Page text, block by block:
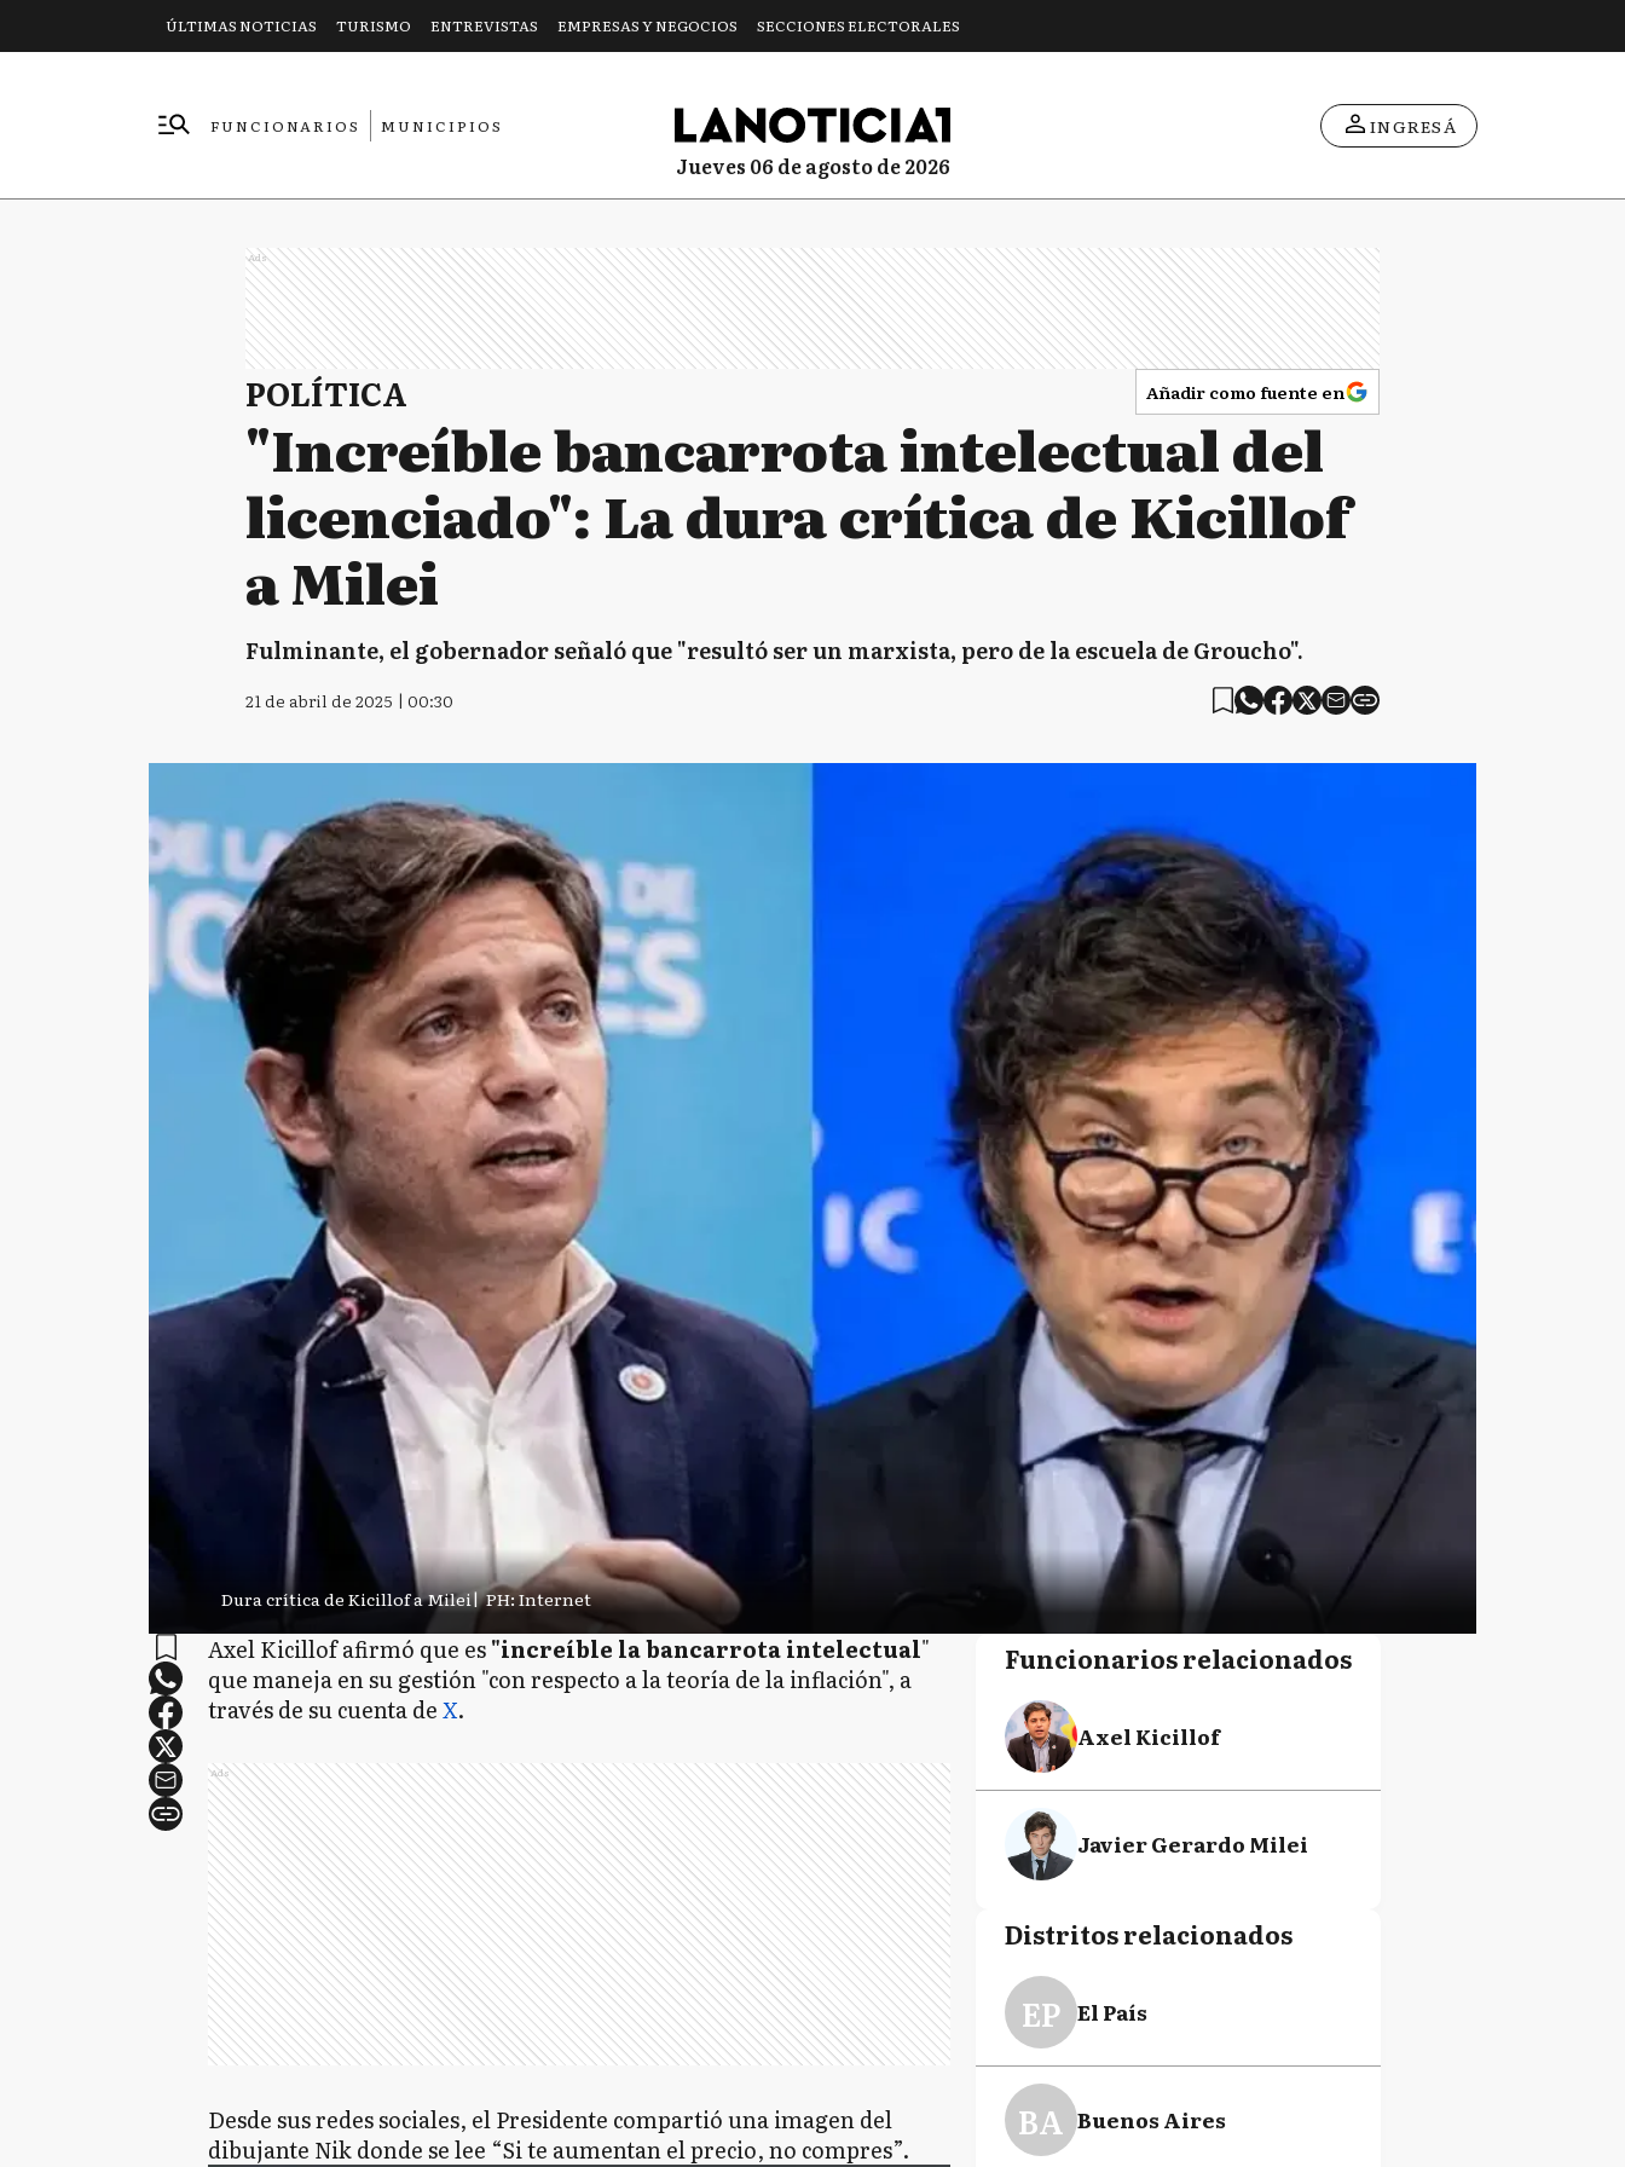
ÚLTIMAS NOTICIAS TURISMO ENTREVISTAS EMPRESAS Y NEGOCIOS SECCIONES ELECTORALES
FUNCIONARIOS
MUNICIPIOS
jueves 06 de agosto de 2026
INGRESÁ
Ads
POLÍTICA Añadir como fuente en
"Increíble bancarrota intelectual del
licenciado": La dura crítica de Kicillof
a Milei
Fulminante, el gobernador señaló que "resultó ser un marxista, pero de la escuela de Groucho".
21 de abril de 2025 | 00:30
Dura crítica de Kicillof a Milei| PH: Internet
Axel Kicillof afirmó que es"increíble la bancarrota intelectual"
que maneja en su gestión "con respecto a la teoría de la inflación", a
través de su cuenta deX.
Ads
Desde sus redes sociales, el Presidente compartió una imagen del
dibujante Nik donde se lee “Si te aumentan el precio, no compres”.
Funcionarios relacionados
Axel Kicillof
Javier Gerardo Milei
Distritos relacionados
EP El País
BA Buenos Aires